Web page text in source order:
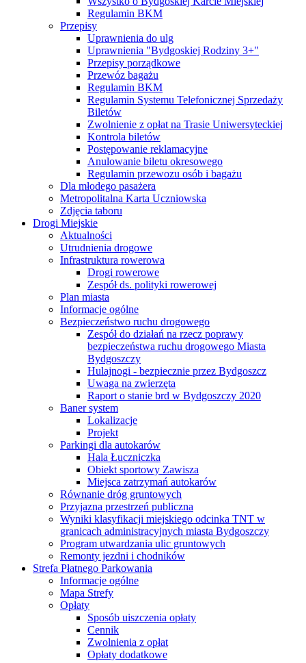
Regulamin BKM
Przepisy
Uprawnienia do ulg
Uprawnienia "Bydgoskiej Rodziny 3+"
Przepisy porządkowe
Przewóz bagażu
Regulamin BKM
Regulamin Systemu Telefonicznej Sprzedaży
Biletów
Zwolnienie z opłat na Trasie Uniwersyteckiej
Kontrola biletów
Postępowanie reklamacyjne
Anulowanie biletu okresowego
Regulamin przewozu osób i bagażu
Dla młodego pasażera
Metropolitalna Karta Uczniowska
Zdjęcia taboru
Drogi Miejskie
Aktualności
Utrudnienia drogowe
Infrastruktura rowerowa
Drogi rowerowe
Zespół ds. polityki rowerowej
Plan miasta
Informacje ogólne
Bezpieczeństwo ruchu drogowego
Zespół do działań na rzecz poprawy
bezpieczeństwa ruchu drogowego Miasta
Bydgoszczy
Hulajnogi - bezpiecznie przez Bydgoszcz
Uwaga na zwierzęta
Raport o stanie brd w Bydgoszczy 2020
Baner system
Lokalizacje
Projekt
Parkingi dla autokarów
Hala Łuczniczka
Obiekt sportowy Zawisza
Miejsca zatrzymań autokarów
Równanie dróg gruntowych
Przyjazna przestrzeń publiczna
Wyniki klasyfikacji miejskiego odcinka TNT w
granicach administracyjnych miasta Bydgoszczy
Program utwardzania ulic gruntowych
Remonty jezdni i chodników
Strefa Płatnego Parkowania
Informacje ogólne
Mapa Strefy
Opłaty
Sposób uiszczenia opłaty
Cennik
Zwolnienia z opłat
Opłaty dodatkowe